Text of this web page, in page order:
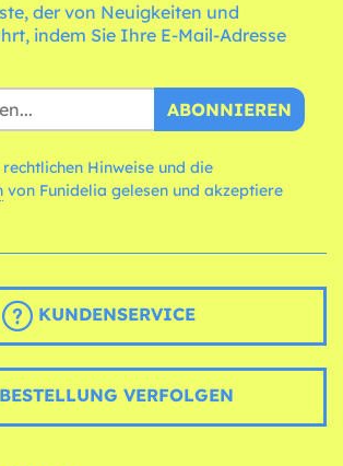
der von Neuigkeiten und
indem Sie Ihre E-Mail-Adresse
ABONNIEREN
Hinweise und die
KUNDENSERVICE
BESTELLUNG VERFOLGEN